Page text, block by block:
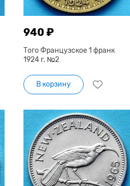
940 ₽
Того Французское 1 франк
1924 г. №2
В корзину